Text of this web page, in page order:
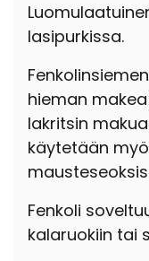
lasipurkissa.
hieman
lakritsin
käytetään
Fenkoli
kalaruokiin tai